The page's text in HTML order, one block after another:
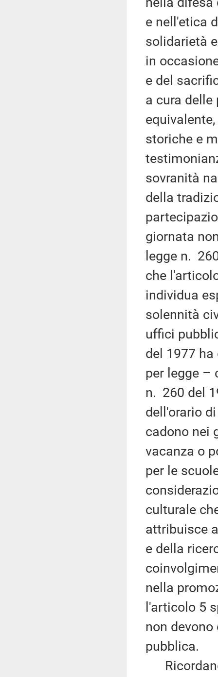
e nell'etica
solidarietà
in
e del
a cura
storiche e
sovranità
della
giornata
legge n.
che
individua
solennità
uffici
del 1977
per legge –
n. 260 del
dell'orario
cadono nei
vacanza o
per le
culturale
attribuisce
e della
nella
l'articolo 5
non
pubblica.